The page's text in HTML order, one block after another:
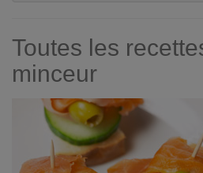
Toutes les
minceur